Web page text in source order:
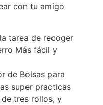
con tu amigo
tarea de recoger
Más fácil y
de Bolsas para
super practicas
tres rollos, y